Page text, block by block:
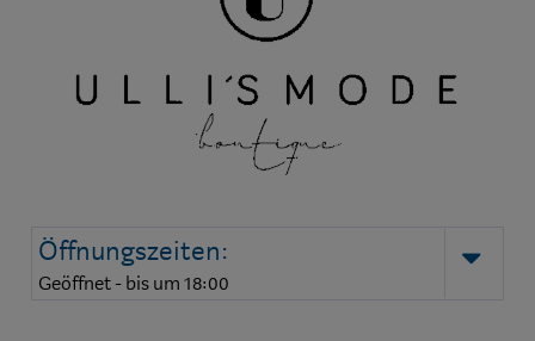
Öffnungszeiten:
Geöffnet - bis um 18:00